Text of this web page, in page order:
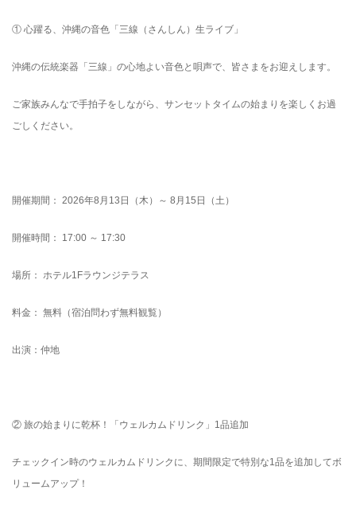
① 心躍る、沖縄の音色「三線（さんしん）生ライブ」
沖縄の伝統楽器「三線」の心地よい音色と唄声で、皆さまをお迎えします。
ご家族みんなで手拍子をしながら、サンセットタイムの始まりを楽しくお過
ごしください。
開催期間： 2026年8月13日（木）～ 8月15日（土）
開催時間： 17:00 ～ 17:30
場所： ホテル1Fラウンジテラス
料金： 無料（宿泊問わず無料観覧）
出演：仲地
② 旅の始まりに乾杯！「ウェルカムドリンク」1品追加
チェックイン時のウェルカムドリンクに、期間限定で特別な1品を追加してボ
リュームアップ！